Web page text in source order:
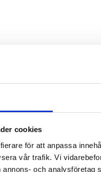
cookies
för att anpassa
vår trafik. Vi
och